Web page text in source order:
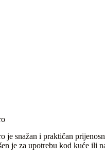
je snažan i praktičan
je za upotrebu kod kuće ili